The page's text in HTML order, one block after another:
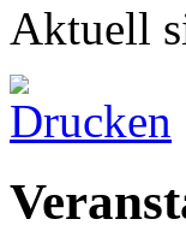
Aktuell